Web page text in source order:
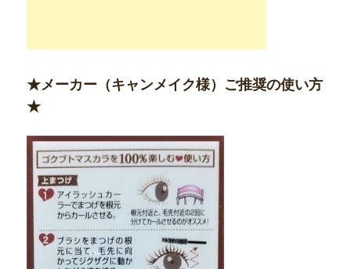
★メーカー（キャンメイク様）ご推奨の使い方
★